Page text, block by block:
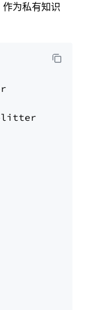
作为私有知识